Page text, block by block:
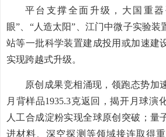
平台支撑全面升级，大国重
眼”、“人造太阳”、江门中微子实验装
站等一批科学装置建成投用或加速建
实现跨越式升级。
原创成果竞相涌现，领跑态势加
月背样品1935.3克返回，揭开月球演
人工合成淀粉实现全球原创突破；量
进材料、深空探测等领域接连取得